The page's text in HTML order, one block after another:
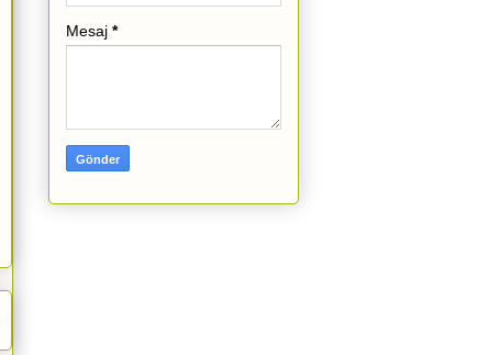
Mesaj *